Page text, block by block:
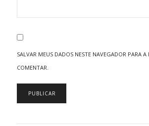
SALVAR MEUS DADOS NESTE NAVEGADOR PARA
COMENTAR.